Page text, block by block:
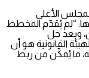
على المجلس الأعلى
“لم يُقدّم المخطط
وبعد حل
القانونية هو أن
ما يُمكّن من ربط